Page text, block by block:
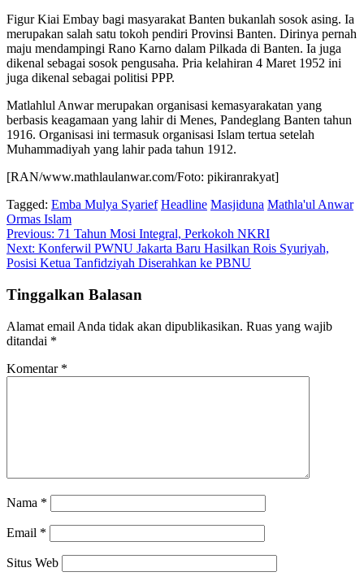
Figur Kiai Embay bagi masyarakat Banten bukanlah sosok asing. Ia
merupakan salah satu tokoh pendiri Provinsi Banten. Dirinya pernah
maju mendampingi Rano Karno dalam Pilkada di Banten. Ia juga
dikenal sebagai sosok pengusaha. Pria kelahiran 4 Maret 1952 ini
juga dikenal sebagai politisi PPP.
Matlahlul Anwar merupakan organisasi kemasyarakatan yang
berbasis keagamaan yang lahir di Menes, Pandeglang Banten tahun
1916. Organisasi ini termasuk organisasi Islam tertua setelah
Muhammadiyah yang lahir pada tahun 1912.
[RAN/www.mathlaulanwar.com/Foto: pikiranrakyat]
Tagged: Emba Mulya Syarief Headline Masjiduna Mathla'ul Anwar
Ormas Islam
Navigasi
pos
Previous: 71 Tahun Mosi Integral, Perkokoh NKRI
Next: Konferwil PWNU Jakarta Baru Hasilkan Rois Syuriyah,
Posisi Ketua Tanfidziyah Diserahkan ke PBNU
Tinggalkan Balasan
Alamat email Anda tidak akan dipublikasikan. Ruas yang wajib
ditandai *
Komentar *
Nama *
Email *
Situs Web